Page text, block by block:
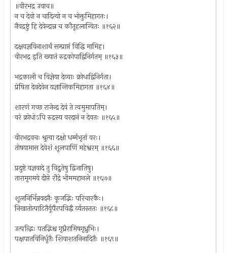
॥वीरभद्र उवाच॥
न च देवो न चादित्यो न च भोक्तुमिहागतः।
नैवद्रष्टुं हि देवेन्द्रान्न च कौतूहलान्वितः ॥१६२॥
दक्षयज्ञविनाशार्थं सम्प्राप्तं विद्धि मामिह।
वीरभद्र इति ख्यातं रुद्रकोपाद्विनिर्गतम् ॥१६३॥
भद्रकाली च विज्ञेया देव्याः क्रोधाद्विनिर्गता।
प्रेषिता देवदेवेन यज्ञान्तिकमिहागता ॥१६४॥
शारणं गच्छ राजेन्द्र देवं ते त्वमुमापतिम्।
वरं क्रोधोऽपि रुद्रस्य वरदानं न देवतः ॥१६५॥
वीरभद्रवचः श्रुत्वा दक्षो धर्म्मभृतां वरः।
तोषयामास देवेशं शूलपाणिं महेश्वरम् ॥१६६॥
प्रदुष्टे यज्ञवादे तु विद्रुतेषु द्विजातिषु।
तारामृगमये दीप्ते रौद्रे भीममहानले ॥१६७॥
शूलनिर्भिन्नवदनैः कूजद्भिः परिचारकैः।
निखातोत्पाटितैर्यूपैरपविद्धै र्य्यतस्ततः ॥१६८॥
उत्पत्द्भिः पतद्भिश्च गृध्रैरामिषगृध्रुभिः।
पक्षपातविनिर्धूतैः शिवाशतनिनादितैः ॥१६९॥